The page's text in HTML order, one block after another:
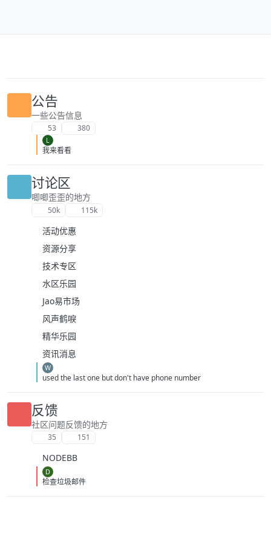
公告
一些公告信息
53 380
L
我来看看
讨论区
唧唧歪歪的地方
50k 115k
活动优惠
资源分享
技术专区
水区乐园
Jao易市场
风声鹤唳
精华乐园
资讯消息
W
used the last one but don't have phone number
反馈
社区问题反馈的地方
35 151
NODEBB
D
检查垃圾邮件